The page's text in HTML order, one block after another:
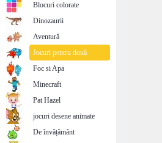
Blocuri colorate
Dinozaurii
Aventură
Jocuri pentru două
Foc si Apa
Minecraft
Pat Hazel
jocuri desene animate
De învățământ